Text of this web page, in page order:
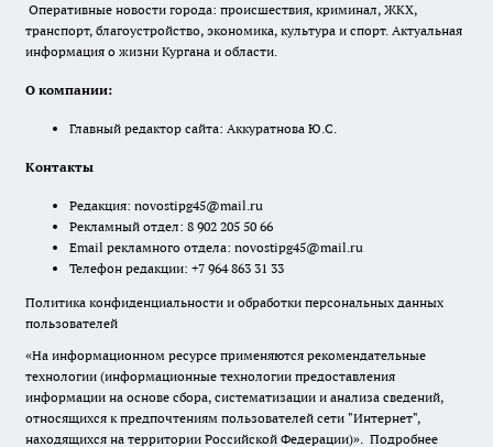
Оперативные новости города: происшествия, криминал, ЖКХ,
транспорт, благоустройство, экономика, культура и спорт. Актуальная
информация о жизни Кургана и области.
О компании:
Главный редактор сайта: Аккуратнова Ю.С.
Контакты
Редакция: novostipg45@mail.ru
Рекламный отдел: 8 902 205 50 66
Email рекламного отдела: novostipg45@mail.ru
Телефон редакции: +7 964 863 31 33
Политика конфиденциальности и обработки персональных данных
пользователей
«На информационном ресурсе применяются рекомендательные
технологии (информационные технологии предоставления
информации на основе сбора, систематизации и анализа сведений,
относящихся к предпочтениям пользователей сети "Интернет",
находящихся на территории Российской Федерации)». Подробнее